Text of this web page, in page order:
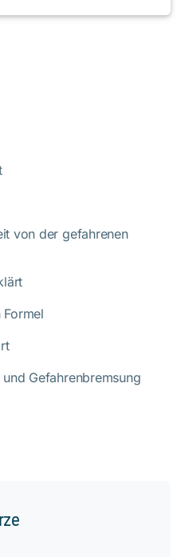
von der gefahrenen
Gefahrenbremsung